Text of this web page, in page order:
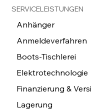
SERVICELEISTUNGEN
Anhänger
Anmeldeverfahren
Boots-Tischlerei
Elektrotechnologie
Finanzierung &
Lagerung